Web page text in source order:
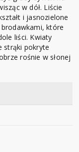
w dół. Liście
i jasnozielone
które
liści. Kwiaty
strąki pokryte
rośnie w słonej